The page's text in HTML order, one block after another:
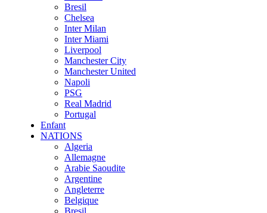
Bresil
Chelsea
Inter Milan
Inter Miami
Liverpool
Manchester City
Manchester United
Napoli
PSG
Real Madrid
Portugal
Enfant
NATIONS
Algeria
Allemagne
Arabie Saoudite
Argentine
Angleterre
Belgique
Bresil